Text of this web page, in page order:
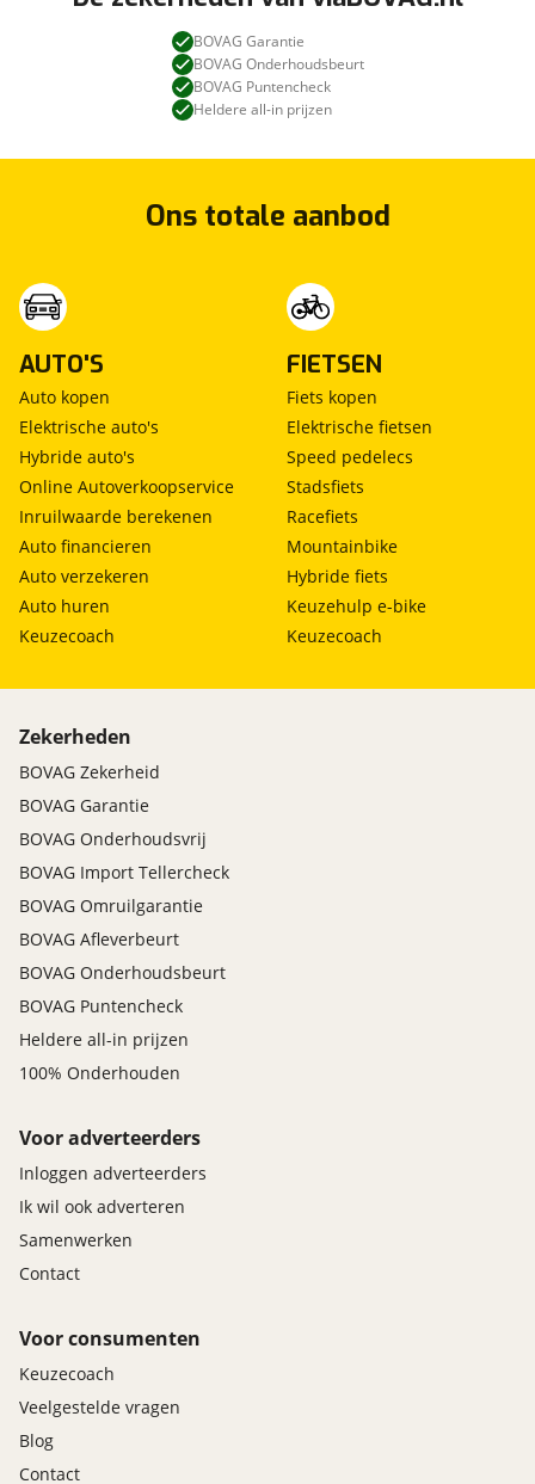
BOVAG Garantie
BOVAG Onderhoudsbeurt
BOVAG Puntencheck
Heldere all-in prijzen
Ons totale aanbod
AUTO'S
Auto kopen
Elektrische auto's
Hybride auto's
Online Autoverkoopservice
Inruilwaarde berekenen
Auto financieren
Auto verzekeren
Auto huren
Keuzecoach
FIETSEN
Fiets kopen
Elektrische fietsen
Speed pedelecs
Stadsfiets
Racefiets
Mountainbike
Hybride fiets
Keuzehulp e-bike
Keuzecoach
Zekerheden
BOVAG Zekerheid
BOVAG Garantie
BOVAG Onderhoudsvrij
BOVAG Import Tellercheck
BOVAG Omruilgarantie
BOVAG Afleverbeurt
BOVAG Onderhoudsbeurt
BOVAG Puntencheck
Heldere all-in prijzen
100% Onderhouden
Voor adverteerders
Inloggen adverteerders
Ik wil ook adverteren
Samenwerken
Contact
Voor consumenten
Keuzecoach
Veelgestelde vragen
Blog
Contact